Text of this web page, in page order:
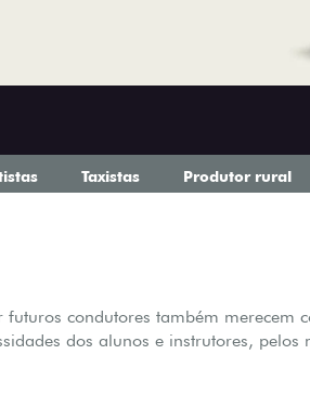
Taxistas Produtor rural
condutores também merecem
dos alunos e instrutores, pelos